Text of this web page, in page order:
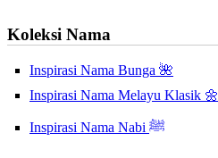
Koleksi Nama
Inspirasi Nama Bunga 🌺
Inspirasi Nama Melayu Klasik 🌼
Inspirasi Nama Nabi ﷺ